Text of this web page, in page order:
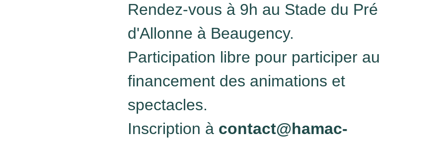
Rendez-vous à 9h au Stade du Pré
d'Allonne à Beaugency.
Participation libre pour participer au
financement des animations et
spectacles.
Inscription à contact@hamac-